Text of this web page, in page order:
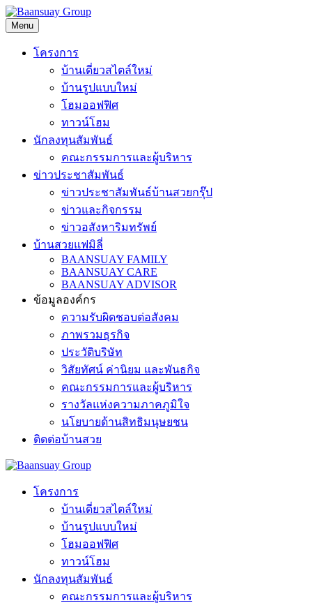
Skip
to
content
Menu
โครงการ
บ้านเดี่ยวสไตล์ใหม่
บ้านรูปแบบใหม่
โฮมออฟฟิศ
ทาวน์โฮม
นักลงทุนสัมพันธ์
คณะกรรมการและผู้บริหาร
ข่าวประชาสัมพันธ์
ข่าวประชาสัมพันธ์บ้านสวยกรุ๊ป
ข่าวและกิจกรรม
ข่าวอสังหาริมทรัพย์
บ้านสวยแฟมิลี่
BAANSUAY FAMILY
BAANSUAY CARE
BAANSUAY ADVISOR
ข้อมูลองค์กร
ความรับผิดชอบต่อสังคม
ภาพรวมธุรกิจ
ประวัติบริษัท
วิสัยทัศน์ ค่านิยม และพันธกิจ
คณะกรรมการและผู้บริหาร
รางวัลแห่งความภาคภูมิใจ
นโยบายด้านสิทธิมนุษยชน
ติดต่อบ้านสวย
โครงการ
บ้านเดี่ยวสไตล์ใหม่
บ้านรูปแบบใหม่
โฮมออฟฟิศ
ทาวน์โฮม
นักลงทุนสัมพันธ์
คณะกรรมการและผู้บริหาร